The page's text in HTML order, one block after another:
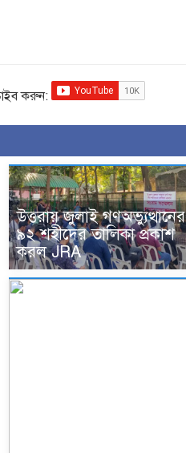
করুন:
উত্তরায় জুলাই গণঅভ্যুত্থানের
৯২ শহীদের তালিকা প্রকাশ
করল JRA